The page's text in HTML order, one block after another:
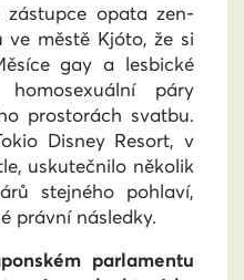
zástupce opata zen-
ve městě Kjóto, že si
gay a lesbické
páry
prostorách svatbu.
Disney Resort, v
uskutečnilo několik
stejného pohlaví,
právní následky.
parlamentu